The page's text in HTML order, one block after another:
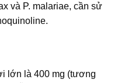
và P. malariae, cần sử
lớn là 400 mg (tương